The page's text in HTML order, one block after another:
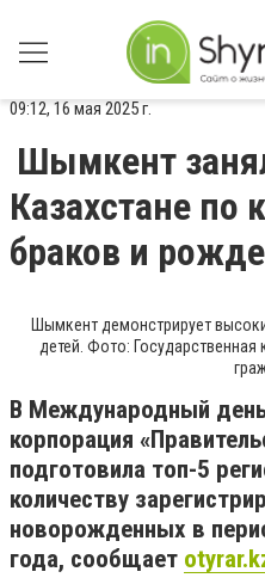
09:12, 16 мая 2025 г.
Шымкент
Казахстане по
браков и
Шымкент демонстрирует
детей. Фото:
В Международный день
корпорация
подготовила топ-5
количеству
новорожденных в
года, сообщает